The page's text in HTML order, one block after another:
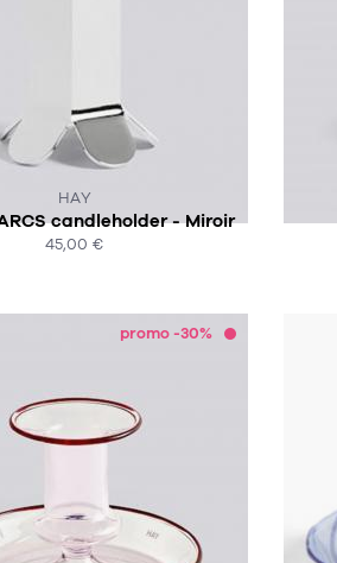
HAY
candleholder - Miroir
45,00 €
promo -30%